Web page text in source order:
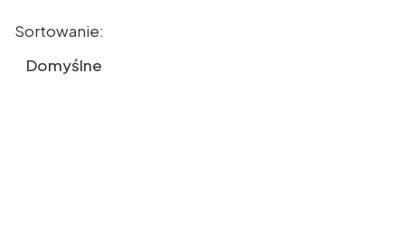
Lista produktów
Sortowanie:
Domyślne